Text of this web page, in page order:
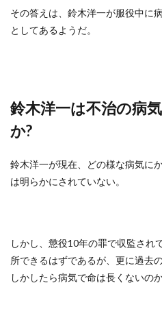
その答えは、鈴木洋一が服役中に
としてあるようだ。
鈴木洋一は不治の病
か?
鈴木洋一が現在、どの様な病気に
は明らかにされていない。
しかし、懲役10年の罪で収監され
所できるはずであるが、更に過去
しかしたら病気で命は長くないの